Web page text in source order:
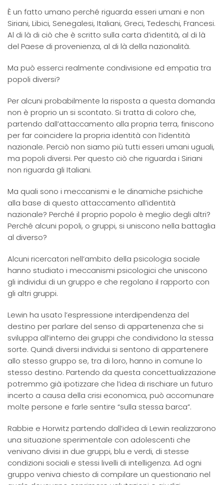
È un fatto umano perché riguarda esseri umani e non
Siriani, Libici, Senegalesi, Italiani, Greci, Tedeschi, Francesi.
Al di là di ciò che è scritto sulla carta d’identità, al di là
del Paese di provenienza, al di là della nazionalità.
Ma può esserci realmente condivisione ed empatia tra
popoli diversi?
Per alcuni probabilmente la risposta a questa domanda
non è proprio un si scontato. Si tratta di coloro che,
partendo dall’attaccamento alla propria terra, finiscono
per far coincidere la propria identità con l’identità
nazionale. Perciò non siamo più tutti esseri umani uguali,
ma popoli diversi. Per questo ciò che riguarda i Siriani
non riguarda gli Italiani.
Ma quali sono i meccanismi e le dinamiche psichiche
alla base di questo attaccamento all’identità
nazionale? Perché il proprio popolo è meglio degli altri?
Perché alcuni popoli, o gruppi, si uniscono nella battaglia
al diverso?
Alcuni ricercatori nell’ambito della psicologia sociale
hanno studiato i meccanismi psicologici che uniscono
gli individui di un gruppo e che regolano il rapporto con
gli altri gruppi.
Lewin ha usato l’espressione interdipendenza del
destino per parlare del senso di appartenenza che si
sviluppa all’interno dei gruppi che condividono la stessa
sorte. Quindi diversi individui si sentono di appartenere
allo stesso gruppo se, tra di loro, hanno in comune lo
stesso destino. Partendo da questa concettualizzazione
potremmo già ipotizzare che l’idea di rischiare un futuro
incerto a causa della crisi economica, può accomunare
molte persone e farle sentire “sulla stessa barca”.
Rabbie e Horwitz partendo dall’idea di Lewin realizzarono
una situazione sperimentale con adolescenti che
venivano divisi in due gruppi, blu e verdi, di stesse
condizioni sociali e stessi livelli di intelligenza. Ad ogni
gruppo veniva chiesto di compilare un questionario nel